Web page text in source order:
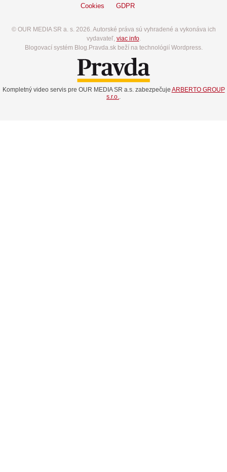
Cookies GDPR
© OUR MEDIA SR a. s. 2026. Autorské práva sú vyhradené a vykonáva ich
vydavateľ, viac info.
Blogovací systém Blog.Pravda.sk beží na technológií Wordpress.
Kompletný video servis pre OUR MEDIA SR a.s. zabezpečuje ARBERTO GROUP
s.r.o..